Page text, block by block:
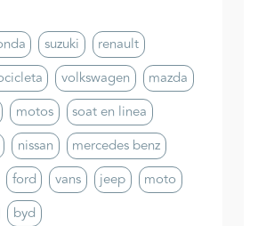
suzuki
renault
volkswagen
mazda
motos
soat en linea
nissan
mercedes benz
ford vans jeep
moto
byd